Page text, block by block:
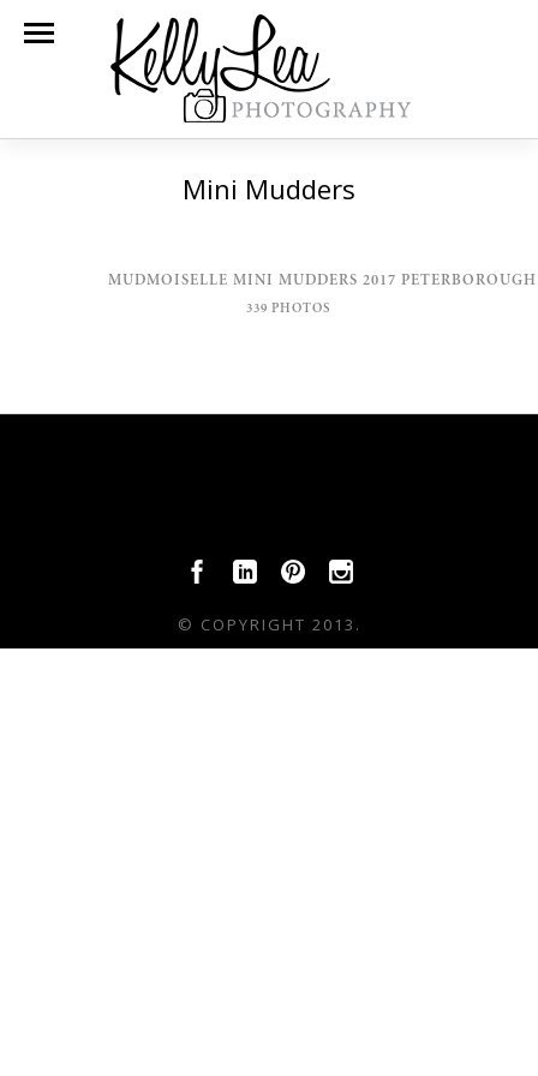
Mini Mudders
MUDMOISELLE MINI MUDDERS 2017 PETERBOROUGH
339 PHOTOS
© COPYRIGHT 2013.